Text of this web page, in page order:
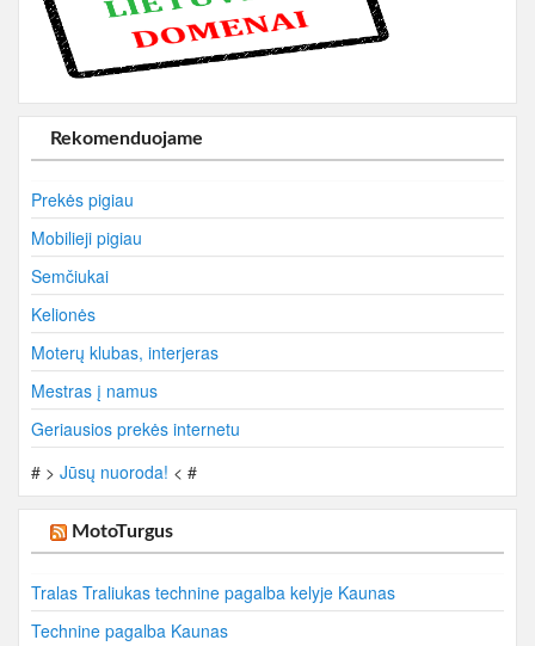
Rekomenduojame
Prekės pigiau
Mobilieji pigiau
Semčiukai
Kelionės
Moterų klubas, interjeras
Mestras į namus
Geriausios prekės internetu
# > Jūsų nuoroda! < #
MotoTurgus
Tralas Traliukas technine pagalba kelyje Kaunas
Technine pagalba Kaunas